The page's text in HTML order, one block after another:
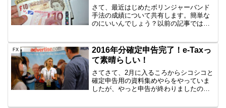
さて、最近はじめたボリンジャーバンド
手法の成績について共有します。簡単な
のにいいんでしょう？以前の記事ではそ
で、負けている原因を考えてみました。
ボリンジャーバンドの±...
FX
2016年分確定申告完了！e-Taxっ
て素晴らしい！
さてさて、2月に入るころからシコシコと
確定申告用の資料集めやらをやっていま
したが、やっと申告が終わりましたの